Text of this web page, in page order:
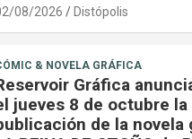
08/2026 Distópolis
& NOVELA GRÁFICA
Gráfica
jueves 8 de octubre la
de la novela